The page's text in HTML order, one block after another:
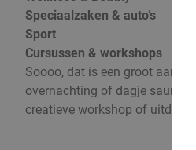
Speciaalzaken & auto’s
Sport
Cursussen & workshops
Soooo, dat is een groot
overnachting of dagje sauna.
creatieve workshop of